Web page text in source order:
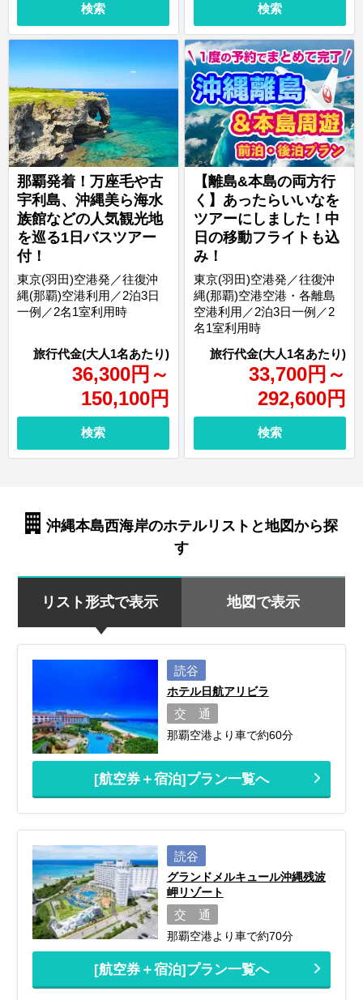
検索 検索
那覇発着！万座毛や古
宇利島、沖縄美ら海水
族館などの人気観光地
を巡る1日バスツアー
付！
36,300円 ～
150,100円
東京(羽田)空港発／往復沖
縄(那覇)空港利用／2泊3日
一例／2名1室利用時
検索
【離島&本島の両方行
く】あったらいいなを
ツアーにしました！中
日の移動フライトも込
み！
33,700円 ～
292,600円
東京(羽田)空港発／往復沖
縄(那覇)空港空港・各離島
空港利用／2泊3日一例／2
名1室利用時
検索
沖縄本島西海岸のホテルリストと地図から探
す
リスト形式で表示 地図で表示
読谷
ホテル日航アリビラ
交 通
那覇空港より車で約60分
[航空券＋宿泊]プラン一覧へ
読谷
グランドメルキュール沖縄残波
岬リゾート
交 通
那覇空港より車で約70分
[航空券＋宿泊]プラン一覧へ